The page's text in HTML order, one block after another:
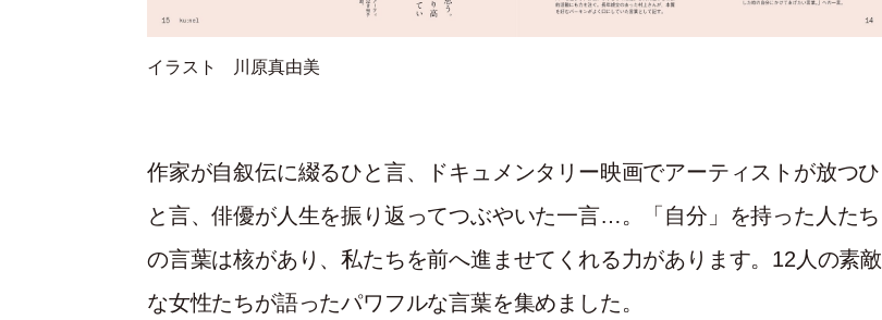
イラスト 川原真由美
作家が自叙伝に綴るひと言、ドキュメンタリー映画でアーティストが放つひ
と言、俳優が人生を振り返ってつぶやいた一言…。「自分」を持った人たち
の言葉は核があり、私たちを前へ進ませてくれる力があります。12人の素敵
な女性たちが語ったパワフルな言葉を集めました。